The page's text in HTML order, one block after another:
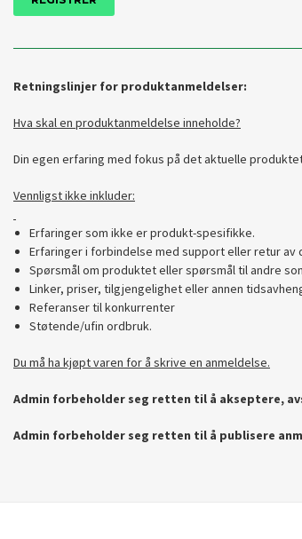
Retningslinjer for produktanmeldelser:
Hva skal en produktanmeldelse inneholde?
Din egen erfaring med fokus på det aktuelle
Vennligst ikke inkluder:
Erfaringer som ikke er produkt-spesifikke.
Erfaringer i forbindelse med support eller retur
Spørsmål om produktet eller spørsmål til andre
Linker, priser, tilgjengelighet eller annen
Referanser til konkurrenter
Støtende/ufin ordbruk.
Du må ha kjøpt varen for å skrive en anmeldelse.
Admin forbeholder seg retten til å akseptere,
Admin forbeholder seg retten til å publisere